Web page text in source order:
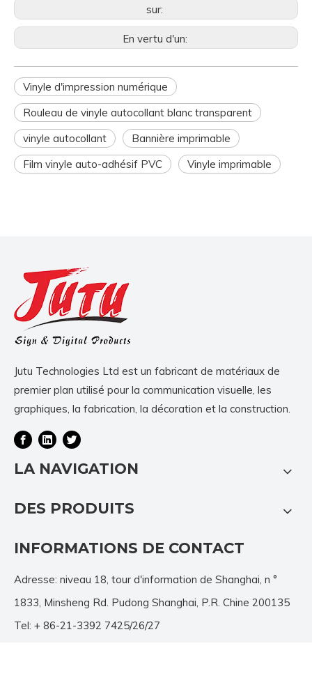
sur:
En vertu d'un:
Vinyle d'impression numérique
Rouleau de vinyle autocollant blanc transparent
vinyle autocollant
Bannière imprimable
Film vinyle auto-adhésif PVC
Vinyle imprimable
Jutu Technologies Ltd est un fabricant de matériaux de
premier plan utilisé pour la communication visuelle, les
graphiques, la fabrication, la décoration et la construction.
LA NAVIGATION
DES PRODUITS
INFORMATIONS DE CONTACT
Adresse: niveau 18, tour d'information de Shanghai, n °
1833, Minsheng Rd. Pudong Shanghai, P.R. Chine 200135
Tel: + 86-21-3392 7425/26/27